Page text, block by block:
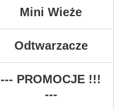
Mini Wieże
Odtwarzacze
--- PROMOCJE !!!
---